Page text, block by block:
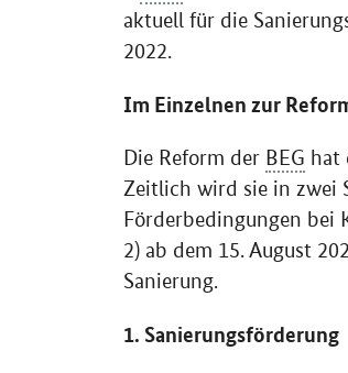
aktuell für die
2022.
Im Einzelnen zur
Die Reform der BEG hat
Zeitlich wird sie in zwei
Förderbedingungen bei
2) ab dem 15. August
Sanierung.
1. Sanierungsförderung